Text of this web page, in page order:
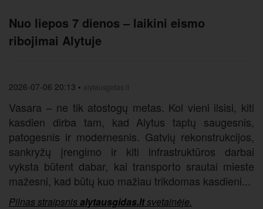
Nuo liepos 7 dienos – laikini eismo
ribojimai Alytuje
2026-07-06 20:13 • alytausgidas.lt
Vasara – ne tik atostogų metas. Kol vieni ilsisi, kiti
kasdien dirba tam, kad Alytus taptų saugesnis,
patogesnis ir modernesnis. Gatvių rekonstrukcijos,
sankryžų įrengimo ir kiti infrastruktūros darbai
vyksta būtent dabar, kai transporto srautai mieste
mažesni, kad būtų kuo mažiau trikdomas kasdieni...
Pilnas straipsnis alytausgidas.ltsvetainėje.